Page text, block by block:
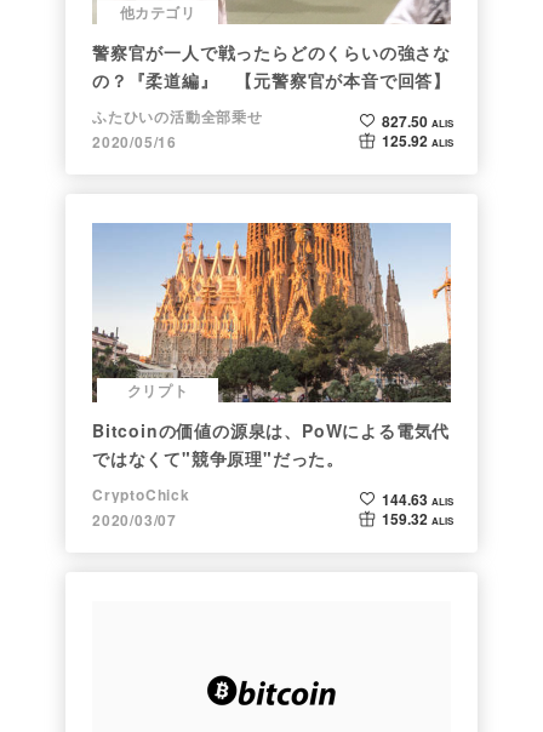
他カテゴリ
警察官が一人で戦ったらどのくらいの強さな
の？『柔道編』 【元警察官が本音で回答】
ふたひいの活動全部乗せ
2020/05/16
827.50 ALIS
125.92 ALIS
クリプト
Bitcoinの価値の源泉は、PoWによる電気代
ではなくて"競争原理"だった。
CryptoChick
2020/03/07
144.63 ALIS
159.32 ALIS